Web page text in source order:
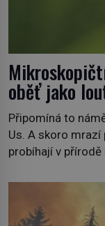
oběť jako
Připomíná to
Us. A skoro mrazí
probíhají v
dokáže ovládat
živočichy, než je
nemožného ani v